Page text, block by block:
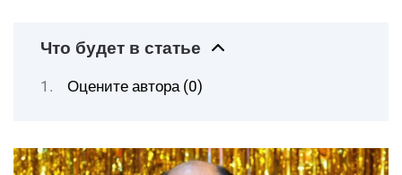
Что будет в статье
Оцените автора (0)